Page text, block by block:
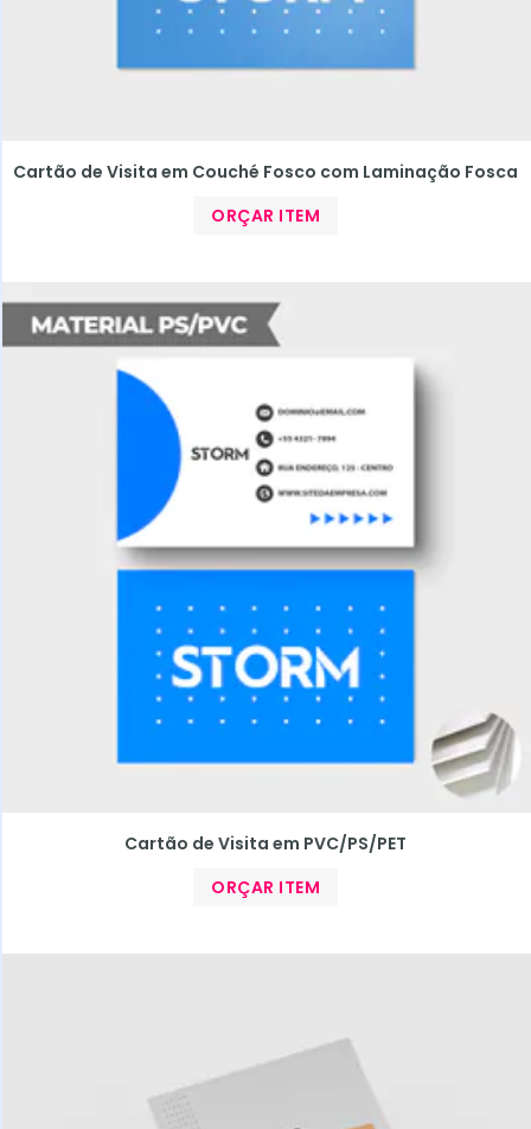
Cartão de Visita em Couché Fosco com Laminação Fosca
ORÇAR ITEM
Cartão de Visita em PVC/PS/PET
ORÇAR ITEM